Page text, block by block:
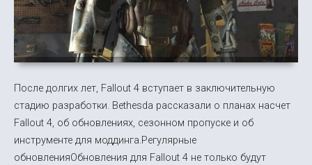
После долгих лет, Fallout 4 вступает в заключительную
стадию разработки. Bethesda рассказали о планах насчет
Fallout 4, об обновлениях, сезонном пропуске и об
инструменте для моддинга.Регулярные
обновленияОбновления для Fallout 4 не только будут